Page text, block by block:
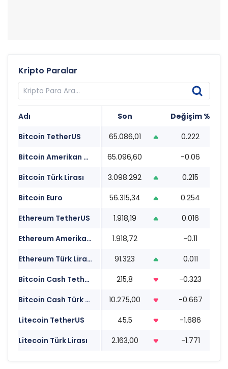
Kripto Paralar
Adı Son Değişim %
Bitcoin TetherUS
65.086,01 0.222
Bitcoin Amerikan Doları
65.096,60 -0.06
Bitcoin Türk Lirası
3.098.292 0.215
Bitcoin Euro
56.315,34 0.254
Ethereum TetherUS
1.918,19 0.016
Ethereum Amerikan Doları
1.918,72 -0.11
Ethereum Türk Lirası
91.323 0.011
Bitcoin Cash TetherUS
215,8 -0.323
Bitcoin Cash Türk Lirası
10.275,00 -0.667
Litecoin TetherUS
45,5 -1.686
Litecoin Türk Lirası
2.163,00 -1.771